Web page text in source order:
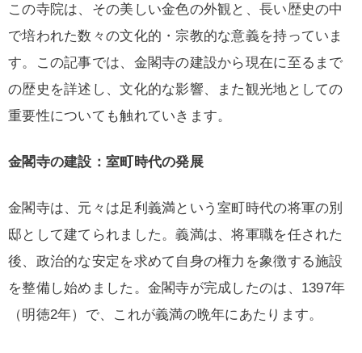
この寺院は、その美しい金色の外観と、長い歴史の中
で培われた数々の文化的・宗教的な意義を持っていま
す。この記事では、金閣寺の建設から現在に至るまで
の歴史を詳述し、文化的な影響、また観光地としての
重要性についても触れていきます。
金閣寺の建設：室町時代の発展
金閣寺は、元々は足利義満という室町時代の将軍の別
邸として建てられました。義満は、将軍職を任された
後、政治的な安定を求めて自身の権力を象徴する施設
を整備し始めました。金閣寺が完成したのは、1397年
（明徳2年）で、これが義満の晩年にあたります。